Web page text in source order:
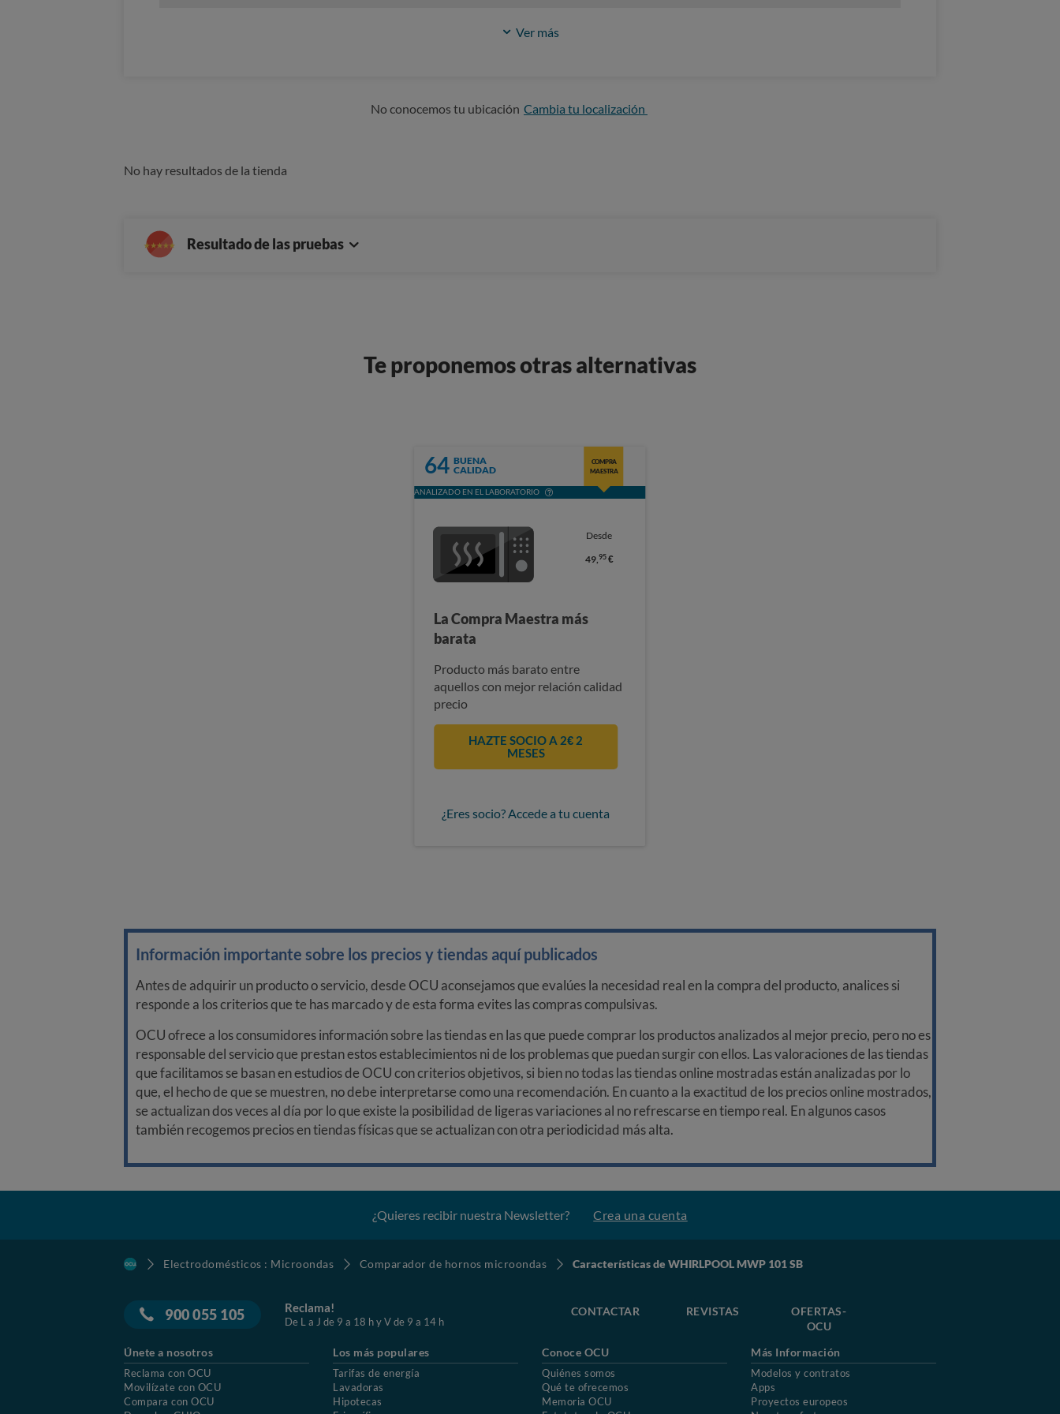
Ver más
No conocemos tu ubicación Cambia tu localización
No hay resultados de la tienda
Resultado de las pruebas
Te proponemos otras alternativas
64 BUENA
CALIDAD
COMPRA
MAESTRA
ANALIZADO EN EL LABORATORIO
Desde
49,95€
La Compra Maestra más
barata
Producto más barato entre
aquellos con mejor relación calidad
precio
HAZTE SOCIO A 2€ 2
MESES
¿Eres socio? Accede a tu cuenta
Información importante sobre los precios y tiendas aquí publicados
Antes de adquirir un producto o servicio, desde OCU aconsejamos que evalúes la necesidad real en la compra del producto, analices si
responde a los criterios que te has marcado y de esta forma evites las compras compulsivas.
OCU ofrece a los consumidores información sobre las tiendas en las que puede comprar los productos analizados al mejor precio, pero no es
responsable del servicio que prestan estos establecimientos ni de los problemas que puedan surgir con ellos. Las valoraciones de las tiendas
que facilitamos se basan en estudios de OCU con criterios objetivos, si bien no todas las tiendas online mostradas están analizadas por lo
que, el hecho de que se muestren, no debe interpretarse como una recomendación. En cuanto a la exactitud de los precios online mostrados,
se actualizan dos veces al día por lo que existe la posibilidad de ligeras variaciones al no refrescarse en tiempo real. En algunos casos
también recogemos precios en tiendas físicas que se actualizan con otra periodicidad más alta.
¿Quieres recibir nuestra Newsletter? Crea una cuenta
Electrodomésticos : Microondas Comparador de hornos microondas Características de WHIRLPOOL MWP 101 SB
900 055 105 Reclama!
De L a J de 9 a 18 h y V de 9 a 14 h
CONTACTAR REVISTAS
OFERTAS-
OCU
Únete a nosotros
Reclama con OCU
Movilízate con OCU
Compara con OCU
Los más populares
Tarifas de energía
Lavadoras
Hipotecas
Conoce OCU
Quiénes somos
Qué te ofrecemos
Memoria OCU
Más Información
Modelos y contratos
Apps
Proyectos europeos